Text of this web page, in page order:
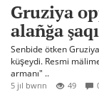
Gruziya
alañğa
Senbide ötken
küşeydi. Resmi
armanı" ..
5 jıl bwrın 49